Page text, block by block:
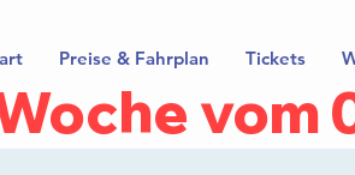
Preise & Fahrplan Tickets